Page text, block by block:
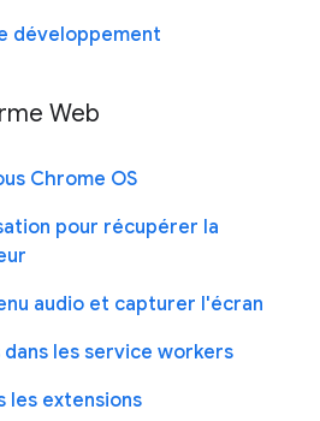
développement
Web
Chrome OS
pour récupérer la
audio et capturer l'écran
les service workers
les extensions